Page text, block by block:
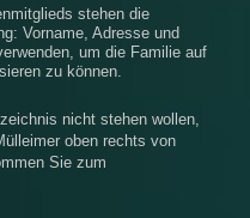
stehen die
Vorname, Adresse und
um die Familie auf
zu können.
nicht stehen wollen,
oben rechts von
Sie zum